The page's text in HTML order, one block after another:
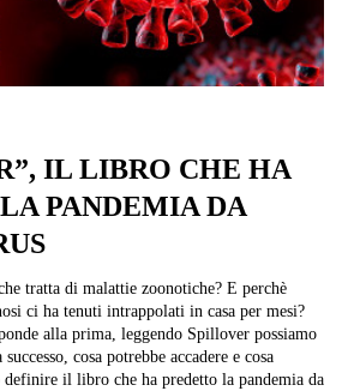
IL LIBRO CHE HA
PANDEMIA DA
tratta di malattie zoonotiche? E perchè
ci ha tenuti intrappolati in casa per mesi?
alla prima, leggendo Spillover possiamo
cosa potrebbe accadere e cosa
il libro che ha predetto la pandemia da